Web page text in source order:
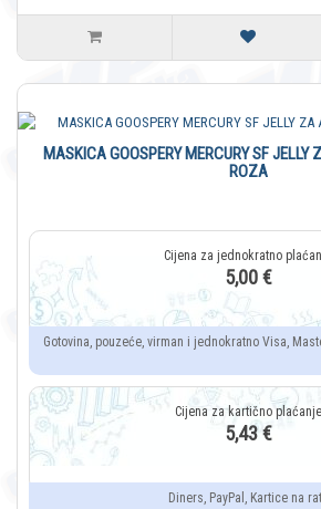
MASKICA GOOSPERY MERCURY SF JELLY
ROZA
5,00 €
Gotovina, pouzeće, virman i jednokratno Visa,
5,43 €
Diners, PayPal, Kartice na